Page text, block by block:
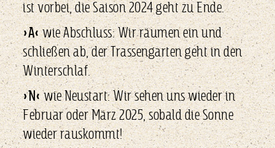
ist vorbei, die Saison 2024 geht zu Ende.
»A«wie Abschluss: Wir räumen ein und
schließen ab, der Trassengarten geht in den
Winterschlaf.
»N«wie Neustart: Wir sehen uns wieder in
Februar oder März 2025, sobald die Sonne
wieder rauskommt!